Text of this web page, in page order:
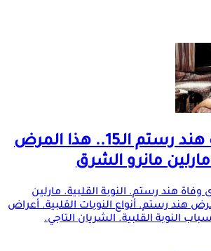
ذكرى وفاة هند رستم الـ15.. هذا المرض
مانرو الشرق
هند رستم. النوبة القلبية. مارلين
هند رستم. أنواع النوبات القلبية. أعراض
النوبة القلبية. الشريان التاجي.